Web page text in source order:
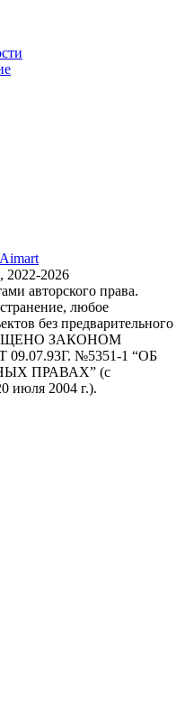
2026
авторского права.
любое
без предварительного
ЗАКОНОМ
№5351-1 “ОБ
ПРАВАХ” (с
июля 2004 г.).